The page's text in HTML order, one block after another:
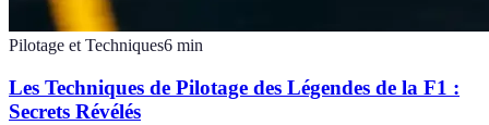
Pilotage et Techniques6 min
Les Techniques de Pilotage des Légendes de la F1 :
Secrets Révélés